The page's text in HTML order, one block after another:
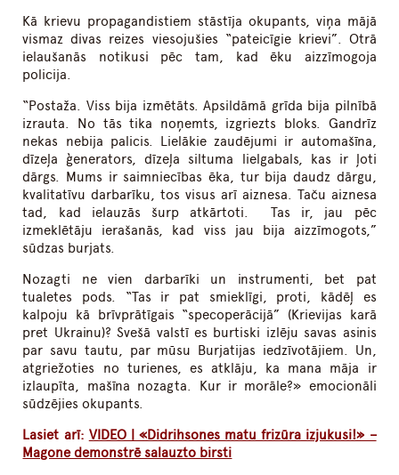
Kā krievu propagandistiem stāstīja okupants, viņa mājā
vismaz divas reizes viesojušies “pateicīgie krievi”. Otrā
ielaušanās notikusi pēc tam, kad ēku aizzīmogoja
policija.
“Postaža. Viss bija izmētāts. Apsildāmā grīda bija pilnībā
izrauta. No tās tika noņemts, izgriezts bloks. Gandrīz
nekas nebija palicis. Lielākie zaudējumi ir automašīna,
dīzeļa ģenerators, dīzeļa siltuma lielgabals, kas ir ļoti
dārgs. Mums ir saimniecības ēka, tur bija daudz dārgu,
kvalitatīvu darbarīku, tos visus arī aiznesa. Taču aiznesa
tad, kad ielauzās šurp atkārtoti. Tas ir, jau pēc
izmeklētāju ierašanās, kad viss jau bija aizzīmogots,”
sūdzas burjats.
Nozagti ne vien darbarīki un instrumenti, bet pat
tualetes pods. “Tas ir pat smieklīgi, proti, kādēļ es
kalpoju kā brīvprātīgais “specoperācijā” (Krievijas karā
pret Ukrainu)? Svešā valstī es burtiski izlēju savas asinis
par savu tautu, par mūsu Burjatijas iedzīvotājiem. Un,
atgriežoties no turienes, es atklāju, ka mana māja ir
izlaupīta, mašīna nozagta. Kur ir morāle?» emocionāli
sūdzējies okupants.
Lasiet arī: VIDEO | «Didrihsones matu frizūra izjukusi!» –
Magone demonstrē salauzto birsti